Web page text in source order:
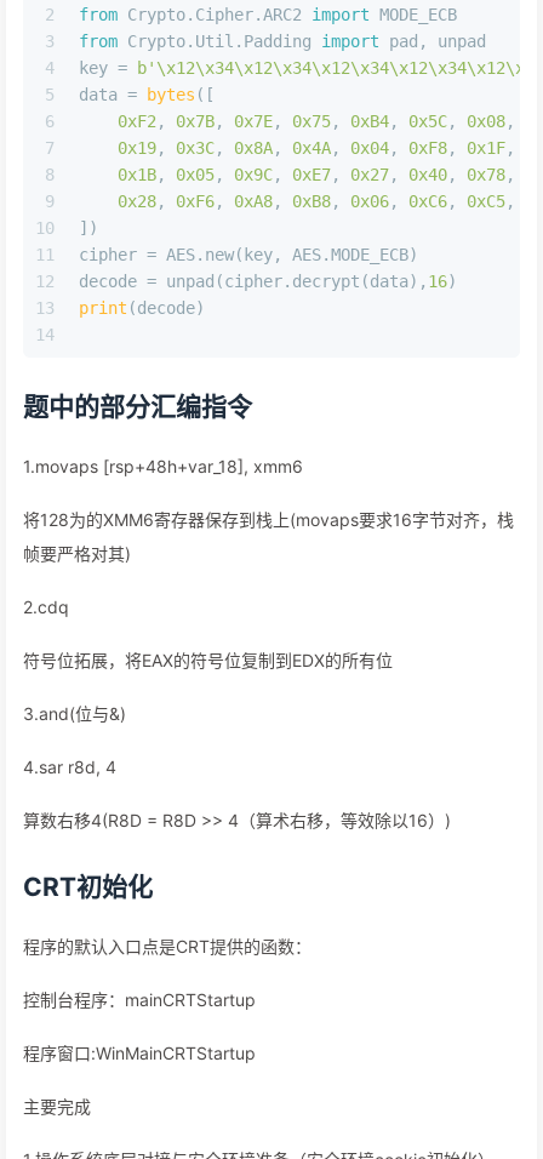
2
3
4
5
6
7
8
9
10
11
12
13
14
from Crypto.Cipher.ARC2 import MODE_ECB
from Crypto.Util.Padding import pad, unpad
key =
data =
bytes ([
0xF2 , 0x7B, 0x7E, 0x75, 0xB4, 0x5C, 0x08,
0x19, 0x3C, 0x8A, 0x4A, 0x04, 0xF8, 0x1F,
0x1B, 0x05, 0x9C, 0xE7, 0x27, 0x40, 0x78,
0x28, 0xF6, 0xA8, 0xB8, 0x06, 0xC6, 0xC5,
])
cipher = AES.new(key, AES.MODE_ECB)
decode = unpad(cipher.decrypt(data), 16)
print (decode)
题中的部分汇编指令
1.movaps [rsp+48h+var_18], xmm6
将128为的XMM6寄存器保存到栈上(movaps要求16字节对齐，栈
帧要严格对其)
2.cdq
符号位拓展，将EAX的符号位复制到EDX的所有位
3.and(位与&)
4.sar r8d, 4
算数右移4(R8D = R8D >> 4（算术右移，等效除以16）)
CRT初始化
程序的默认入口点是CRT提供的函数：
控制台程序：mainCRTStartup
程序窗口:WinMainCRTStartup
主要完成